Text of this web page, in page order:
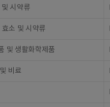
시약류
효소 및 시약류
및 생활화학제품
비료